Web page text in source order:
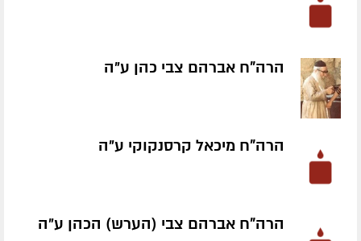
הרה"ח אברהם צבי כהן ע״ה
הרה"ח מיכאל קרסנקוקי ע״ה
הרה"ח אברהם צבי (הערש) הכהן ע״ה